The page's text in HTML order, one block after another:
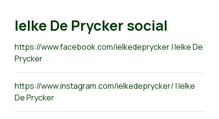
Ielke De Prycker social
https://www.facebook.com/ielkedeprycker | Ielke De
Prycker
https://www.instagram.com/ielkedeprycker/ | Ielke
De Prycker